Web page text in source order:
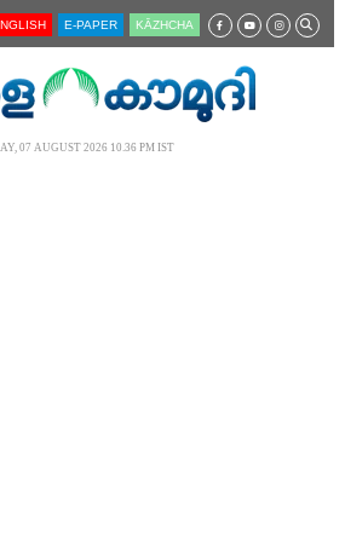
E-PAPER KĀZHCHA
07 AUGUST 2026 10.36 PM IST